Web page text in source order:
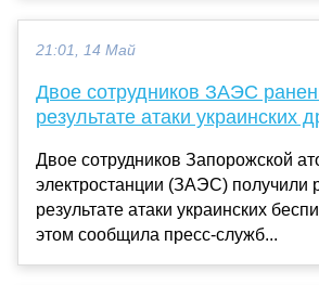
21:01, 14 Май
Двое сотрудников ЗАЭС
результате атаки украинских
Двое сотрудников Запорожской
электростанции (ЗАЭС) получили
результате атаки украинских
этом сообщила пресс-служб...